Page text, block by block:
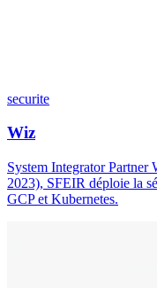
securite
Wiz
System Integrator Partner
2023), SFEIR déploie la
GCP et Kubernetes.